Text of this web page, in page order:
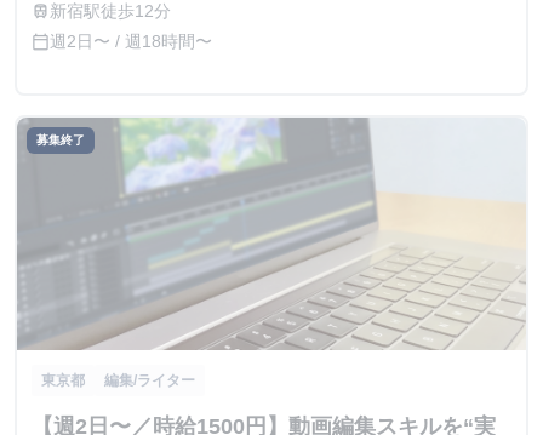
train 新宿駅徒歩12分
calendar_today週2日〜 / 週18時間〜
募集終了
東京都 編集/ライター
【週2日〜／時給1500円】動画編集スキルを“実